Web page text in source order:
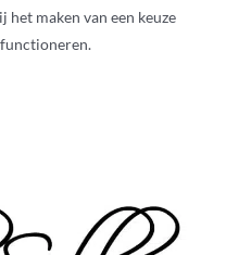
het maken van een keuze